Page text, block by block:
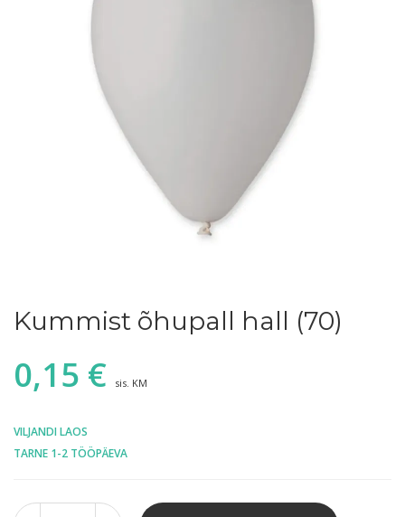
Kummist õhupall hall (70)
0,15 € sis. KM
VILJANDI LAOS
TARNE 1-2 TÖÖPÄEVA